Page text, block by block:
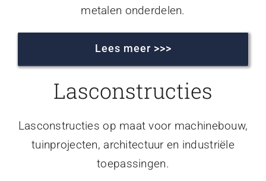
metalen onderdelen.
Lees meer >>>
Lasconstructies
Lasconstructies op maat voor machinebouw,
tuinprojecten, architectuur en industriële
toepassingen.